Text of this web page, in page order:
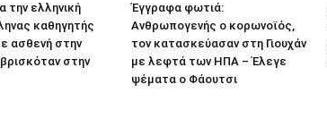
την ελληνική
καθηγητής
ασθενή στην
στην
Έγγραφα φωτιά:
Ανθρωπογενής ο κορωνοϊός,
τον κατασκεύασαν στη Γιουχάν
με λεφτά των ΗΠΑ – Έλεγε
ψέματα ο Φάουτσι